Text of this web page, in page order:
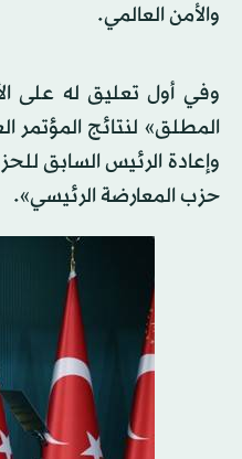
والأمن العالمي.
وإعادة الرئيس السابق
حزب المعارضة الرئيسي».